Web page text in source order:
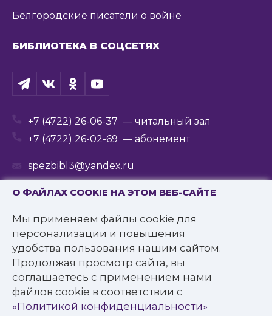
О ФАЙЛАХ COOKIE НА ЭТОМ ВЕБ-САЙТЕ
Мы применяем файлы cookie для
персонализации и повышения
удобства пользования нашим сайтом.
Продолжая просмотр сайта, вы
соглашаетесь с применением нами
файлов cookie в соответствии с
«Политикой конфиденциальности»
Белгородские писатели о войне
БИБЛИОТЕКА В СОЦСЕТЯХ
+7 (4722) 26-06-37 — читальный зал
+7 (4722) 26-02-69 — абонемент
spezbibl3@yandex.ru
© 2016—2022 Государственное бюджетное
учреждение культуры
«Белгородская государственная специальная
библиотека для слепых им. В.Я. Ерошенко».
Все права защищены.
Политика конфиденциальности